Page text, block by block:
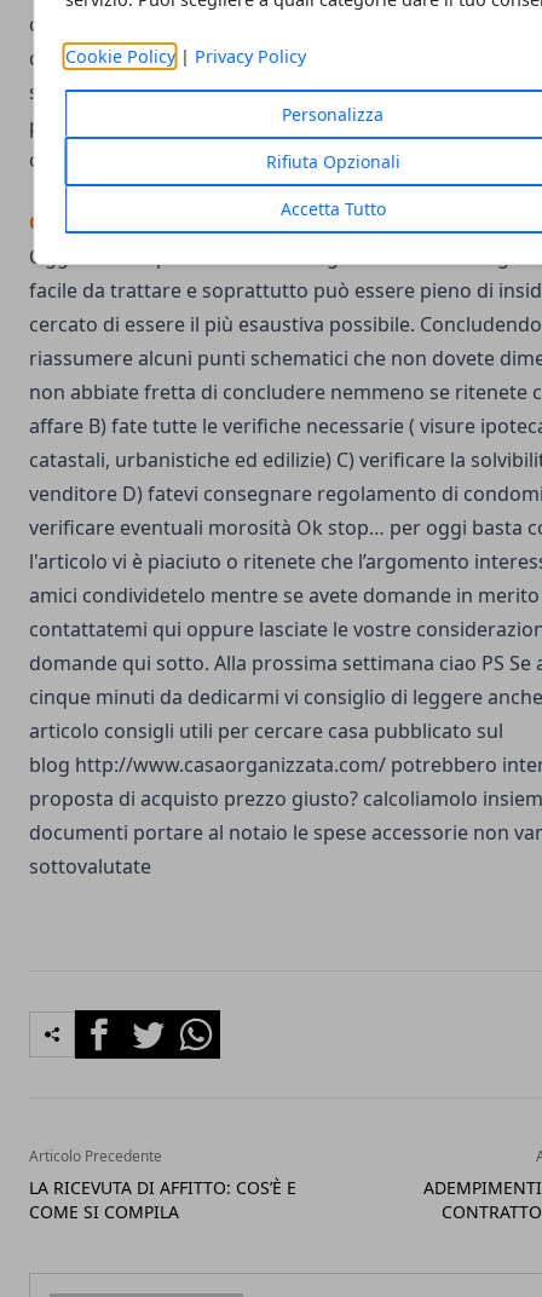
Cookie Policy| Privacy Policy
Personalizza
Rifiuta Opzionali
Accetta Tutto
comunque le paghereste ugualmente anche se fate
quanto vi è l’obbligo della registrazione entro 20 gg
sottoscrizione (art 10 DPR 131/1986- Finanziaria 2007)
presto su quest’ultimo punto perché ritengo che
capitolo a parte che affronteremo nei prossimi giorni
Conclusioni
Oggi vi ho un po’ tediato con lunghi discorsi ma
facile da trattare e soprattutto può essere pieno di
cercato di essere il più esaustiva possibile.
riassumere alcuni punti schematici che non dovete
non abbiate fretta di concludere nemmeno se ritenete
affare B) fate tutte le verifiche necessarie ( visure
catastali, urbanistiche ed edilizie) C) verificare la
venditore D) fatevi consegnare regolamento di
verificare eventuali morosità Ok stop… per oggi basta
l'articolo vi è piaciuto o ritenete che l’argomento
amici condividetelo mentre se avete domande in merito
contattatemi qui oppure lasciate le vostre
domande qui sotto. Alla prossima settimana ciao PS Se
cinque minuti da dedicarmi vi consiglio di leggere
articolo consigli utili per cercare casa pubblicato sul
blog http://www.casaorganizzata.com/ potrebbero
proposta di acquisto prezzo giusto? calcoliamolo
documenti portare al notaio le spese accessorie non
sottovalutate
FacebookTwitterWhatsapp
Articolo Precedente
LA RICEVUTA DI AFFITTO: COS’È E
COME SI COMPILA